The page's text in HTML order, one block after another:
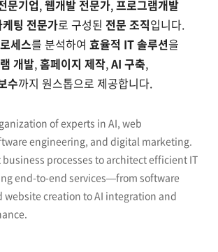
SK에너지 SNS 통합 모바일웹서비스 개발
처방전달 솔루션 Ver2.0 개발
병•의원 관리프로그램 Ver4.0 개발
12.
MBC미술센터 웹사이트 및 모바일웹사이트 개발
08.
시안관리프로그램 Ver1.0 개발
05.
닥터스칼프 웹사이트 개발
04.
경희봄한의원 비만사이트 개발
03.
골드와이즈닥터스 전략적 제휴
두보식품 웹사이트 개발
문기업,웹개발 전문가,프로그램개발
팅 전문가로 구성된 전문 조직입니다.
세스를 분석하여 효율적 IT 솔루션을
개발,홈페이지 제작,AI 구축,
수까지 원스톱으로 제공합니다.
of experts in AI, web
engineering, and digital marketing.
business processes to architect efficient IT
end-to-end services—from software
creation to AI integration and